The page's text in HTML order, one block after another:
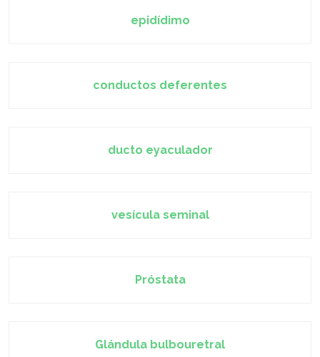
epidídimo
conductos deferentes
ducto eyaculador
vesícula seminal
Próstata
Glándula bulbouretral